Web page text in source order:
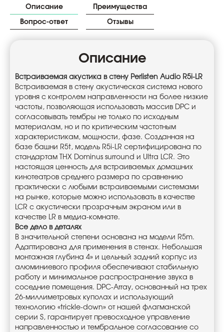
Описание Преимущества
Вопрос-ответ Отзывы
Описание
Встраиваемая акустика в стену Perlisten Audio R5i-LR
Встраиваемая в стену акустическая система нового
уровня с контролем направленности на более низкие
частоты, позволяющая использовать массив DPC и
согласовывать тембры не только по исходным
материалам, но и по критическим частотным
характеристикам, мощности, фазе. Созданная на
базе башни R5t, модель R5i-LR сертифицирована по
стандартам THX Dominus surround и Ultra LCR. Это
настоящая ценность для встраиваемых домашних
кинотеатров среднего размера по сравнению
практически с любыми встраиваемыми системами
на рынке, которые можно использовать в качестве
LCR с акустически прозрачным экраном или в
качестве LR в медиа-комнате.
Все дело в деталях
В значительной степени основана на модели R5m.
Адаптирована для применения в стенах. Небольшая
монтажная глубина 4» и цельный задний корпус из
алюминиевого профиля обеспечивают стабильную
работу и минимальное распространение звука в
соседние помещения. DPC-Array, основанный на трех
26-миллиметровых куполах и использующий
технологию «trickle-down» от нашей флагманской
серии S, гарантирует превосходное управление
направленностью и тембральное согласование со